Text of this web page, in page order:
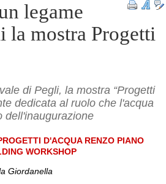
legame
la mostra Progetti
di Pegli, la mostra “Progetti
dedicata al ruolo che l'acqua
dell'inaugurazione
D'ACQUA RENZO PIANO
WORKSHOP
Giordanella